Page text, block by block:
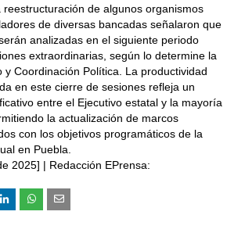
reestructuración de algunos organismos
de diversas bancadas señalaron que
analizadas en el siguiente periodo
extraordinarias, según lo determine la
y Coordinación Política. La productividad
en este cierre de sesiones refleja un
entre el Ejecutivo estatal y la mayoría
la actualización de marcos
con los objetivos programáticos de la
en Puebla.
2025] | Redacción EPrensa: